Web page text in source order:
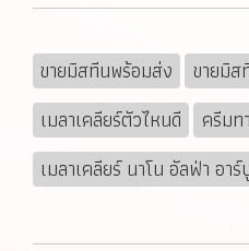
ขายมิสทีนพร้อมส่ง ขายมิ
เมลาเคลียร์ตัวไหนดี
ครีมท
เมลาเคลียร์ นาโน อัลฟ่า อา